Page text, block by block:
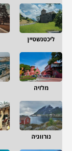
ליכטנשטיין
מלזיה
נורווגיה